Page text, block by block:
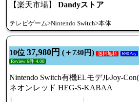
【楽天市場】 Dandyストア
テレビゲーム>Nintendo Switch>本体
10位 37,980円 (＋730円) 送料無料 690Pay
Review 6件 4.00
Nintendo Switch有機ELモデルJoy-
ネオンレッド HEG-S-KABAA